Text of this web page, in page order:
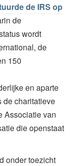
de IRS op
de
wordt
de
150
en aparte
de charitatieve
Associatie van
die openstaat
onder toezicht